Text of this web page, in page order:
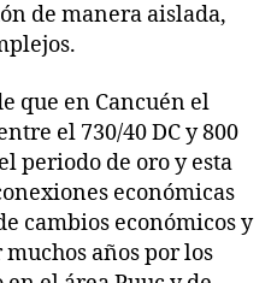
de manera aislada,
que en Cancuén el
el 730/40 DC y 800
periodo de oro y esta
económicas
cambios económicos y
años por los